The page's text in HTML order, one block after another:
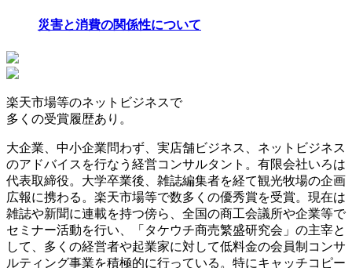
災害と消費の関係性について
楽天市場等のネットビジネスで
多くの受賞履歴あり。
大企業、中小企業問わず、実店舗ビジネス、ネットビジネス
のアドバイスを行なう経営コンサルタント。有限会社いろは
代表取締役。大学卒業後、雑誌編集者を経て観光牧場の企画
広報に携わる。楽天市場等で数多くの優秀賞を受賞。現在は
雑誌や新聞に連載を持つ傍ら、全国の商工会議所や企業等で
セミナー活動を行い、「タケウチ商売繁盛研究会」の主宰と
して、多くの経営者や起業家に対して低料金の会員制コンサ
ルティング事業を積極的に行っている。特にキャッチコピー